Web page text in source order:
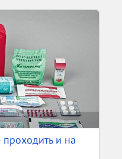
и на